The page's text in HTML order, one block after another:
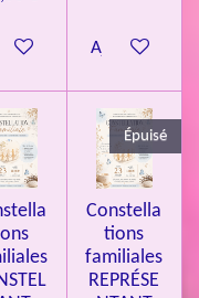
au panierAjouter au
Épuisé
Constella
tions
familiales
REPRÉSE